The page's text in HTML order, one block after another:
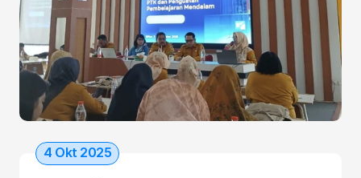
Rabu, 9 Oktober 2025.
4 Okt 2025